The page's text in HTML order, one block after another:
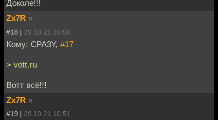
Доколе!!!
Zx7R »
#18 | 29.10.21 10:50
Кому: CPA3Y, #17
> vott.ru
Вотт всё!!!
Zx7R »
#19 | 29.10.21 10:51